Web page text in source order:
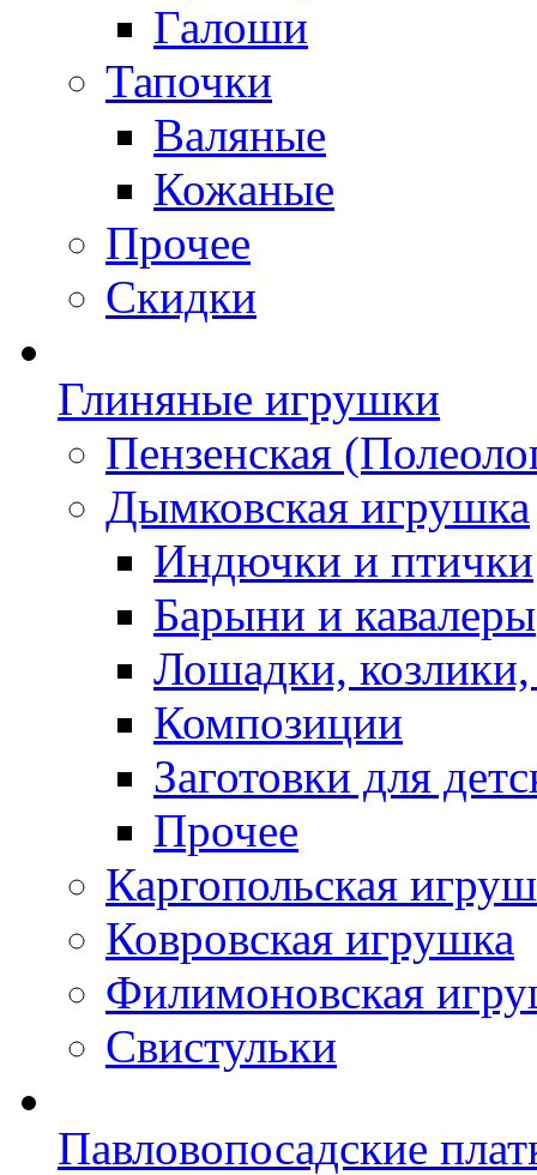
Галоши
Тапочки
Валяные
Кожаные
Прочее
Скидки
Глиняные игрушки
Пензенская
Дымковская игрушка
Индючки и птички
Барыни и кавалеры
Лошадки,
Композиции
Заготовки для
Прочее
Каргопольская
Ковровская игрушка
Филимоновская
Свистульки
Павловопосадские